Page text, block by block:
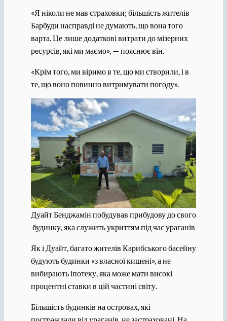
«Я ніколи не мав страховки; більшість жителів
Барбуди насправді не думають, що вона того
варта. Це лише додаткові витрати до мізерних
ресурсів, які ми маємо», — пояснює він.
«Крім того, ми віримо в те, що ми створили, і в
те, що воно повинно витримувати погоду».
Дуайт Бенджамін побудував прибудову до свого
будинку, яка служить укриттям під час ураганів
Як і Дуайт, багато жителів Карибського басейну
будують будинки «з власної кишені», а не
вибирають іпотеку, яка може мати високі
процентні ставки в цій частині світу.
Більшість будинків на островах, які